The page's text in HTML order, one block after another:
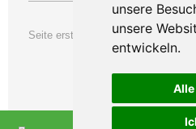
unsere
unsere
entwickeln.
Seite erstellt am: 04. Oktober 2015
letzte
05. August